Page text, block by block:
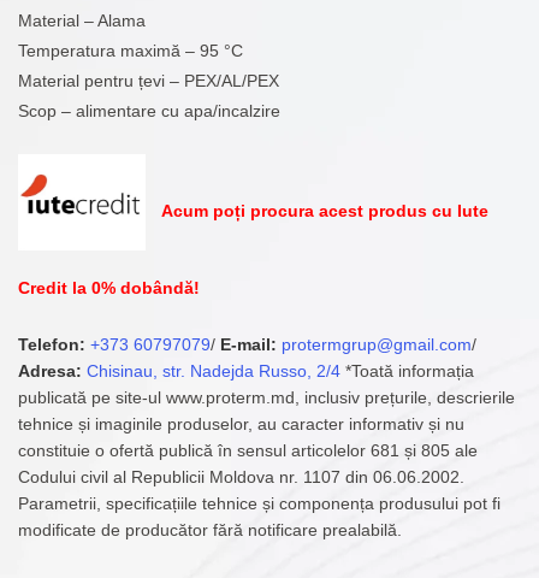
Material – Alama
Temperatura maximă – 95 °С
Material pentru țevi – PEX/AL/PEX
Scop – alimentare cu apa/incalzire
Acum poți procura acest produs cu Iute
Credit la 0% dobândă!
Telefon: +373 60797079/ E-mail: protermgrup@gmail.com/
Adresa: Chisinau, str. Nadejda Russo, 2/4 *Toată informația
publicată pe site-ul www.proterm.md, inclusiv prețurile, descrierile
tehnice și imaginile produselor, au caracter informativ și nu
constituie o ofertă publică în sensul articolelor 681 și 805 ale
Codului civil al Republicii Moldova nr. 1107 din 06.06.2002.
Parametrii, specificațiile tehnice și componența produsului pot fi
modificate de producător fără notificare prealabilă.